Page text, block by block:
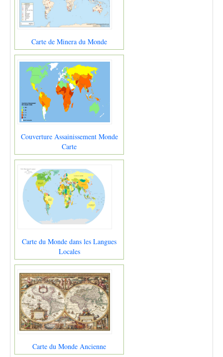
Carte de Minera du Monde
Couverture Assainissement Monde
Carte
Carte du Monde dans les Langues
Locales
Carte du Monde Ancienne